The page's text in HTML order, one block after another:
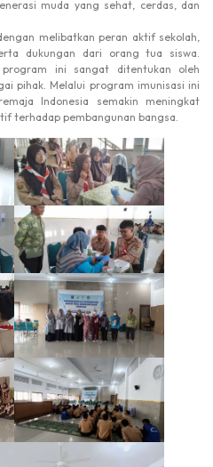
muda yang sehat, cerdas, dan
melibatkan peran aktif sekolah,
dukungan dari orang tua siswa.
program ini sangat ditentukan oleh
pihak. Melalui program imunisasi ini
Indonesia semakin meningkat
terhadap pembangunan bangsa.